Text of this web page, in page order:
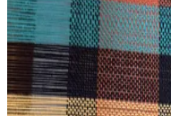
El İpliğiyle Dokuma:
Tasarımların
El ipliğiyle dokuma, doğal
ürünleri yaratır. Marigold ve
merino yünü, sürdürülebilir